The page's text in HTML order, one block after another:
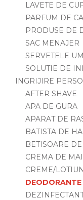
LAVETE DE
PARFUM DE
PRODUSE DE
SAC MENAJER
SERVETELE
SOLUTIE DE
INGRIJIRE
AFTER SHAVE
APA DE GURA
APARAT DE
BATISTA DE
BETISOARE
CREMA DE
CREME/
DEODORANTE